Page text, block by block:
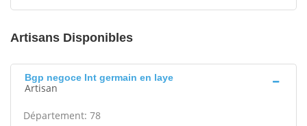
Artisans Disponibles
Bgp negoce Int germain en laye
Artisan
Département: 78